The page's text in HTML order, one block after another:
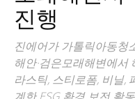
진행
진에어가 가톨릭아동청
해안·검은모래해변에
라스틱, 스티로폼, 비닐,